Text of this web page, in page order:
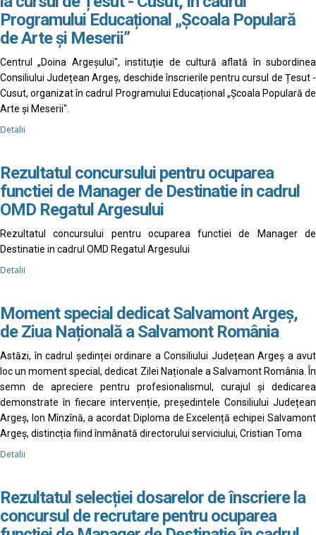
Programului Educațional „Școala Populară
de Arte și Meserii”
Centrul „Doina Argeșului", instituție de cultură aflată în subordinea
Consiliului Județean Argeș, deschide înscrierile pentru cursul de Țesut -
Cusut, organizat în cadrul Programului Educațional „Școala Populară de
Arte și Meserii".
Detalii
Rezultatul concursului pentru ocuparea
functiei de Manager de Destinatie in cadrul
OMD Regatul Argesului
Rezultatul concursului pentru ocuparea functiei de Manager de
Destinatie in cadrul OMD Regatul Argesului
Detalii
Moment special dedicat Salvamont Argeș,
de Ziua Națională a Salvamont România
Astăzi, în cadrul ședinței ordinare a Consiliului Județean Argeș a avut
loc un moment special, dedicat Zilei Naționale a Salvamont România. În
semn de apreciere pentru profesionalismul, curajul și dedicarea
demonstrate în fiecare intervenție, președintele Consiliului Județean
Argeș, Ion Mînzînă, a acordat Diploma de Excelență echipei Salvamont
Argeș, distincția fiind înmânată directorului serviciului, Cristian Toma
Detalii
Rezultatul selecției dosarelor de înscriere la
concursul de recrutare pentru ocuparea